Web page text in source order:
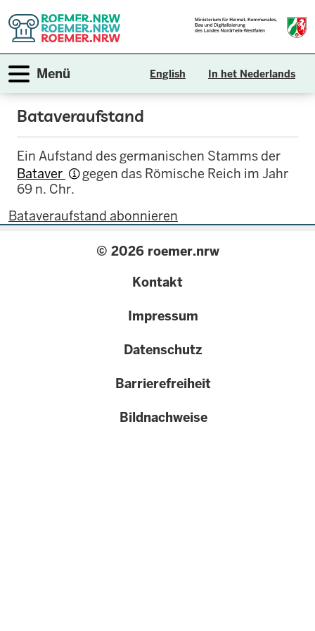
zum
Inhalt
Navigation aktivieren/deaktivieren
Menü English In het Nederlands
Bataveraufstand
Ein Aufstand des germanischen Stamms der
Bataver
gegen das Römische Reich im Jahr
69 n. Chr.
Bataveraufstand abonnieren
© 2026 roemer.nrw
Kontakt
Impressum
Datenschutz
Barrierefreiheit
Bildnachweise